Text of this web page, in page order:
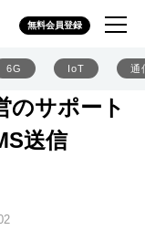
無料会員登録
6G IoT 通
のサポート
送信